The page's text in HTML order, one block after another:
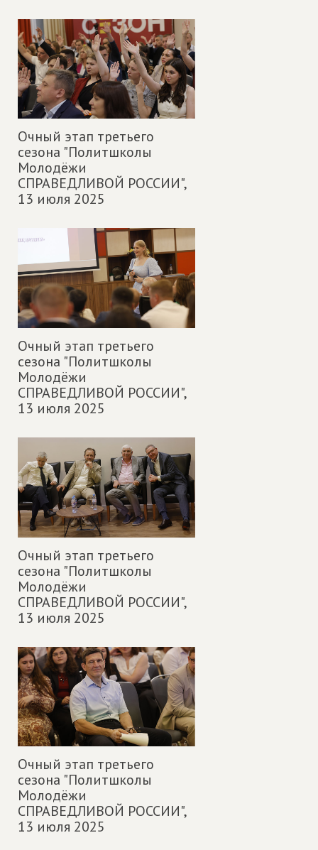
Очный этап третьего
сезона "Политшколы
Молодёжи
СПРАВЕДЛИВОЙ РОССИИ",
13 июля 2025
Очный этап третьего
сезона "Политшколы
Молодёжи
СПРАВЕДЛИВОЙ РОССИИ",
13 июля 2025
Очный этап третьего
сезона "Политшколы
Молодёжи
СПРАВЕДЛИВОЙ РОССИИ",
13 июля 2025
Очный этап третьего
сезона "Политшколы
Молодёжи
СПРАВЕДЛИВОЙ РОССИИ",
13 июля 2025